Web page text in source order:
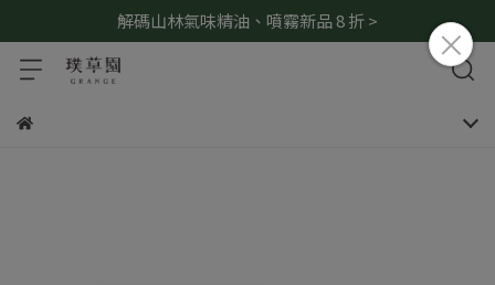
解碼山林氣味精油、噴霧新品 8 折 >